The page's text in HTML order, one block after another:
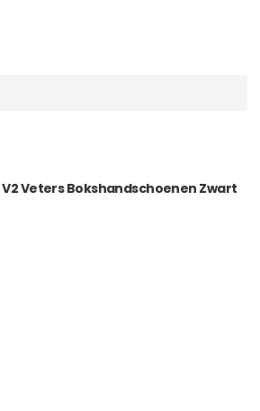
Veters Bokshandschoenen Zwart